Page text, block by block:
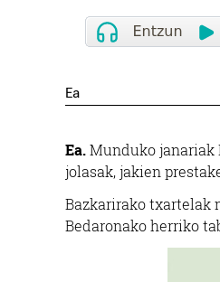
Ea
Ea.Munduko janariak
jolasak, jakien
Bazkarirako txartelak
Bedaronako herriko